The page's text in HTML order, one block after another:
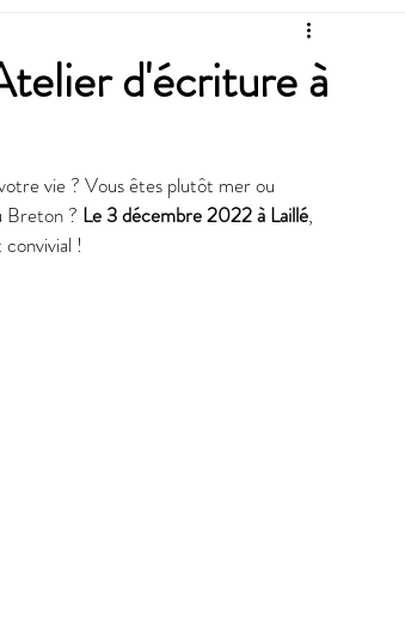
d'écriture à
vie ? Vous êtes plutôt mer ou
Breton ? Le 3 décembre 2022 à Laillé,
!